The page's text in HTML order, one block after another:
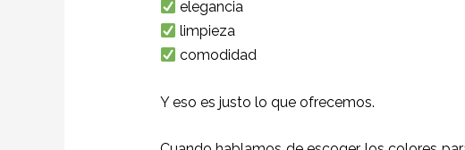
elegancia
limpieza
comodidad
Y eso es justo lo que ofrecemos.